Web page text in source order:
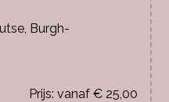
Burgh-
vanaf € 25,00